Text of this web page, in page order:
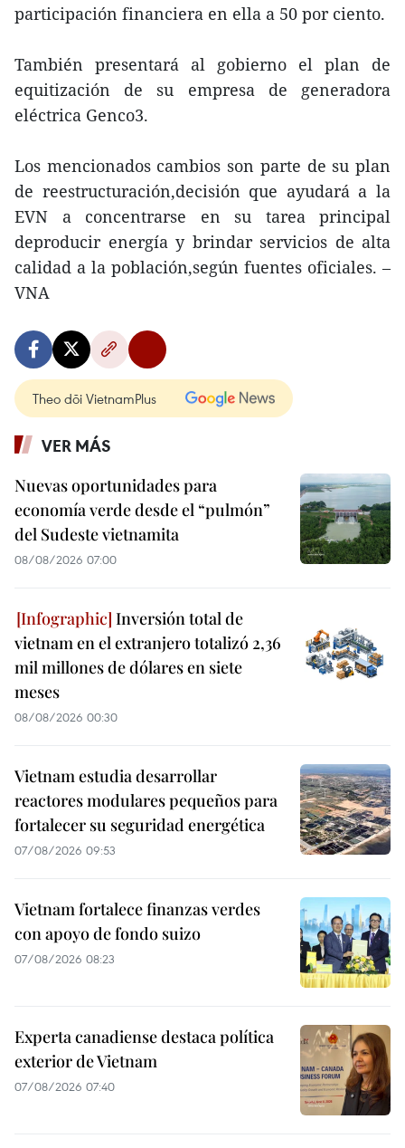
participación financiera en ella a 50 por ciento.
También presentará al gobierno el plan de
equitización de su empresa de generadora
eléctrica Genco3.
Los mencionados cambios son parte de su plan
de reestructuración,decisión que ayudará a la
EVN a concentrarse en su tarea principal
deproducir energía y brindar servicios de alta
calidad a la población,según fuentes oficiales. –
VNA
Theo dõi VietnamPlus
VER MÁS
Nuevas oportunidades para
economía verde desde el “pulmón”
del Sudeste vietnamita
08/08/2026 07:00
Inversión total de
vietnam en el extranjero totalizó 2,36
mil millones de dólares en siete
meses
08/08/2026 00:30
Vietnam estudia desarrollar
reactores modulares pequeños para
fortalecer su seguridad energética
07/08/2026 09:53
Vietnam fortalece finanzas verdes
con apoyo de fondo suizo
07/08/2026 08:23
Experta canadiense destaca política
exterior de Vietnam
07/08/2026 07:40